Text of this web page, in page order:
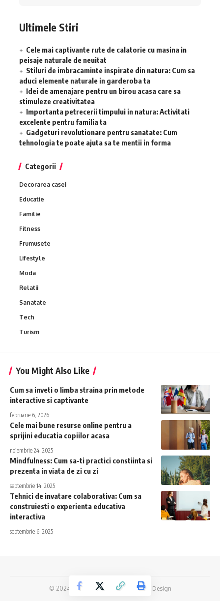
Ultimele Stiri
Cele mai captivante rute de calatorie cu masina in
peisaje naturale de neuitat
Stiluri de imbracaminte inspirate din natura: Cum sa
aduci elemente naturale in garderoba ta
Idei de amenajare pentru un birou acasa care sa
stimuleze creativitatea
Importanta petrecerii timpului in natura: Activitati
excelente pentru familia ta
Gadgeturi revolutionare pentru sanatate: Cum
tehnologia te poate ajuta sa te mentii in forma
Categorii
Decorarea casei
Educatie
Familie
Fitness
Frumusete
Lifestyle
Moda
Relatii
Sanatate
Tech
Turism
You Might Also Like
Cum sa inveti o limba straina prin metode
interactive si captivante
februarie 6, 2026
Cele mai bune resurse online pentru a
sprijini educatia copiilor acasa
noiembrie 24, 2025
Mindfulness: Cum sa-ti practici constiinta si
prezenta in viata de zi cu zi
septembrie 14, 2025
Tehnici de invatare colaborativa: Cum sa
construiesti o experienta educativa
interactiva
septembrie 6, 2025
© 2024 Stiri. AlphaByte - Agentie Web Design